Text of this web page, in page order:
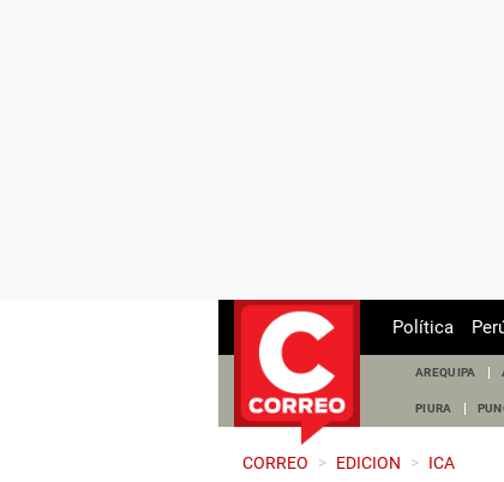
Política
AREQUIPA
PIURA
CORREO > EDICION > ICA